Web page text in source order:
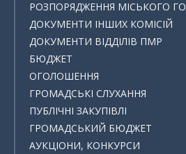
РОЗПОРЯДЖЕННЯ МІСЬКОГО
ДОКУМЕНТИ ІНШИХ КОМІСІЙ
ДОКУМЕНТИ ВІДДІЛІВ ПМР
БЮДЖЕТ
ОГОЛОШЕННЯ
ГРОМАДСЬКІ СЛУХАННЯ
ПУБЛІЧНІ ЗАКУПІВЛІ
ГРОМАДСЬКИЙ БЮДЖЕТ
АУКЦІОНИ, КОНКУРСИ